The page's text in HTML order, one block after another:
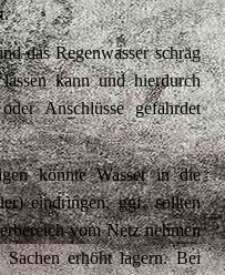
das Regenwasser schräg
kann und hierdurch
Anschlüsse gefährdet
könnte Wasser in die
eindringen, ggf. sollten
vom Netz nehmen
Sachen erhöht lagern. Bei